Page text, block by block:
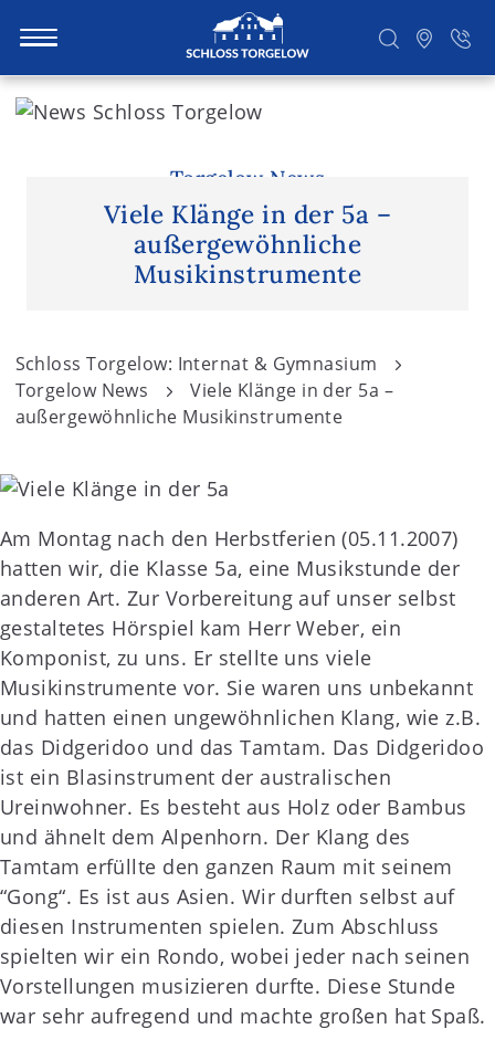
S
Torgelow News
Viele Klänge in der 5a –
außergewöhnliche
Musikinstrumente
Schloss Torgelow: Internat & Gymnasium
Torgelow News
Viele Klänge in der 5a –
außergewöhnliche Musikinstrumente
Am Montag nach den Herbstferien (05.11.2007)
hatten wir, die Klasse 5a, eine Musikstunde der
anderen Art. Zur Vorbereitung auf unser selbst
gestaltetes Hörspiel kam Herr Weber, ein
Komponist, zu uns. Er stellte uns viele
Musikinstrumente vor. Sie waren uns unbekannt
und hatten einen ungewöhnlichen Klang, wie z.B.
das Didgeridoo und das Tamtam. Das Didgeridoo
ist ein Blasinstrument der australischen
Ureinwohner. Es besteht aus Holz oder Bambus
und ähnelt dem Alpenhorn. Der Klang des
Tamtam erfüllte den ganzen Raum mit seinem
“Gong“. Es ist aus Asien. Wir durften selbst auf
diesen Instrumenten spielen. Zum Abschluss
spielten wir ein Rondo, wobei jeder nach seinen
Vorstellungen musizieren durfte. Diese Stunde
war sehr aufregend und machte großen hat Spaß.